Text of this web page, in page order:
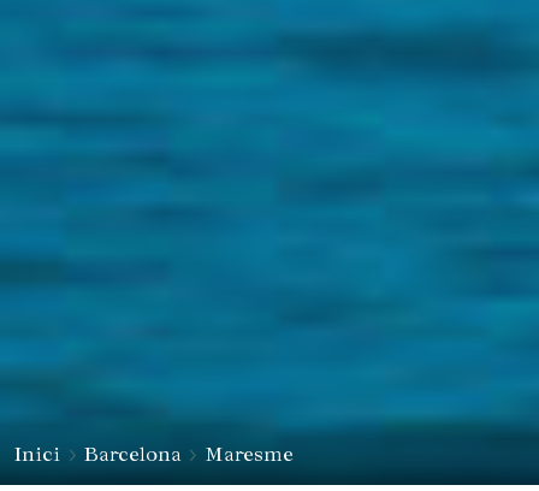
Inici Barcelona Maresme